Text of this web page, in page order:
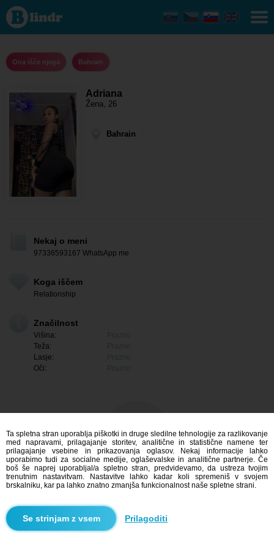
Adriana
- Ona
išče
njega
Ona išče njega Bahrain
Adriana
Žena, 26
Bahrain
Nekaj o meni
97336593167 WhatsApp me
Koga iščem
Relationship
Značilnost
Višina:
Teža:
Lasje:
Oči:
Me zanima
Iskanje
Ta spletna stran uporablja piškotki in druge sledilne tehnologije za razlikovanje
med napravami, prilagajanje storitev, analitične in statistične namene ter
prilagajanje vsebine in prikazovanja oglasov. Nekaj informacije lahko
uporabimo tudi za socialne medije, oglaševalske in analitične partnerje. Če
boš še naprej uporabljal/a spletno stran, predvidevamo, da ustreza tvojim
trenutnim nastavitvam. Nastavitve lahko kadar koli spremeniš v svojem
brskalniku, kar pa lahko znatno zmanjša funkcionalnost naše spletne strani.
Prilagoditi